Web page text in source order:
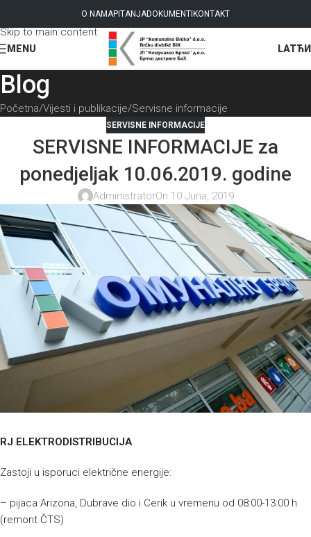
Skip to navigation
Skip to main content
O NAMAPITANJADOKUMENTI KONTAKT
MENU LAT
Blog
Početna Vijesti i publikacije Servisne informacije
SERVISNE INFORMACIJE
SERVISNE INFORMACIJE za
ponedjeljak 10.06.2019. godine
AdministratorOn 10 Juna, 2019
RJ ELEKTRODISTRIBUCIJA
Zastoji u isporuci električne energije:
– pijaca Arizona, Dubrave dio i Cerik u vremenu od 08:00-13:00 h
(remont ČTS)